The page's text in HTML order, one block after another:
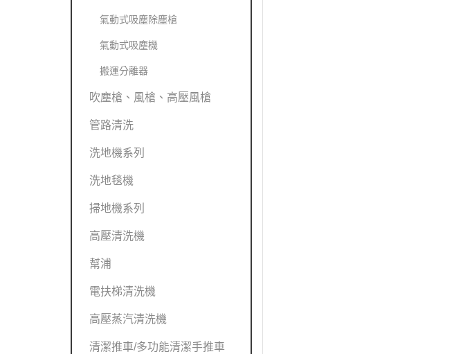
氣動式吸塵除塵槍
氣動式吸塵機
搬運分離器
吹塵槍、風槍、高壓風槍
管路清洗
洗地機系列
洗地毯機
掃地機系列
高壓清洗機
幫浦
電扶梯清洗機
高壓蒸汽清洗機
清潔推車/多功能清潔手推車